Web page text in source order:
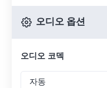
오디오 옵션
오디오 코덱
자동